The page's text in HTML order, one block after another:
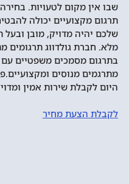
שבו אין מקום לטעויות.
תרגום מקצועיים יכולה
שלכם יהיה מדויק, מובן
מלא. חברת גולדווג תרגומים
בתרגום מסמכים משפטיים עם
מתרגמים מנוסים
היום לקבלת שירות אמין
לקבלת הצעת מחיר